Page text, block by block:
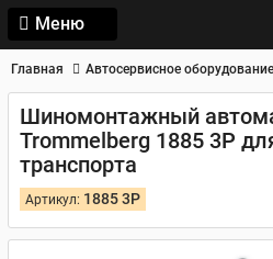
Меню
Главная Автосервисное оборудование
Шиномонтажный
Trommelberg 1885 3P
транспорта
Артикул: 1885 3P